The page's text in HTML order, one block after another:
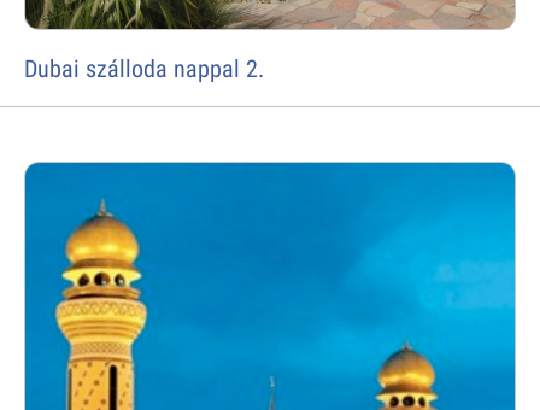
Dubai szálloda nappal 2.